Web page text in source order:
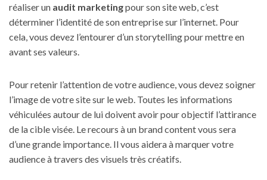
réaliser un audit marketingpour son site web, c’est
déterminer l’identité de son entreprise sur l’internet. Pour
cela, vous devez l’entourer d’un storytelling pour mettre en
avant ses valeurs.
Pour retenir l’attention de votre audience, vous devez soigner
l’image de votre site sur le web. Toutes les informations
véhiculées autour de lui doivent avoir pour objectif l’attirance
de la cible visée. Le recours à un brand content vous sera
d’une grande importance. Il vous aidera à marquer votre
audience à travers des visuels très créatifs.